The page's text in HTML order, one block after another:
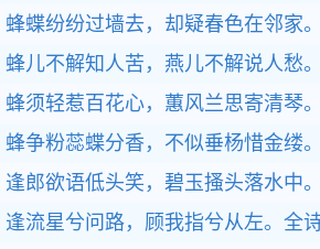
蜂蝶纷纷过墙去，却疑春色在邻家。
蜂儿不解知人苦，燕儿不解说人愁。
蜂须轻惹百花心，蕙风兰思寄清琴。
蜂争粉蕊蝶分香，不似垂杨惜金缕。
逢郎欲语低头笑，碧玉搔头落水中。
逢流星兮问路，顾我指兮从左。 全